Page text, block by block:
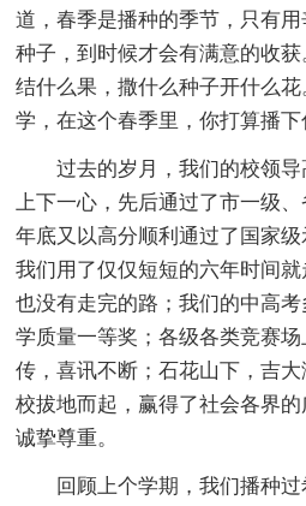
道，春季是播种的季节，只有
种子，到时候才会有满意的收
结什么果，撒什么种子开什么
学，在这个春季里，你打算播下
过去的岁月，我们的校领导
上下一心，先后通过了市一级
年底又以高分顺利通过了国家级
我们用了仅仅短短的六年时间
也没有走完的路；我们的中高
学质量一等奖；各级各类竞赛
传，喜讯不断；石花山下，吉
校拔地而起，赢得了社会各界
诚挚尊重。
回顾上个学期，我们播种